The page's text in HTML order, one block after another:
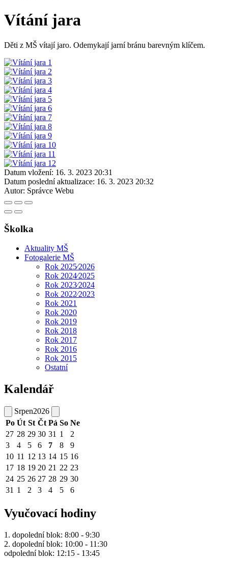
Vítání jara
Děti z MŠ vítají jaro. Odemykají jarní bránu barevným klíčem.
Datum vložení: 16. 3. 2023 20:31
Datum poslední aktualizace: 16. 3. 2023 20:32
Autor: Správce Webu
Školka
Aktuality MŠ
Fotogalerie MŠ
Rok 2025⁄2026
Rok 2024⁄2025
Rok 2023⁄2024
Rok 2022⁄2023
Rok 2021
Rok 2020
Rok 2019
Rok 2018
Rok 2017
Rok 2016
Rok 2015
Ostatní
Kalendář
Srpen2026
Po Út St Čt Pá So Ne
27 28 29 30 31 1
2
3
4 5 6 7 8
9
10 11 12 13 14 15 16
17 18 19 20 21 22 23
24 25 26 27 28 29 30
31 1 2 3 4 5 6
Vyučovací hodiny
1. dopolední blok: 8:00 - 9:30
2. dopolední blok: 10:00 - 11:30
odpolední blok: 12:15 - 13:45